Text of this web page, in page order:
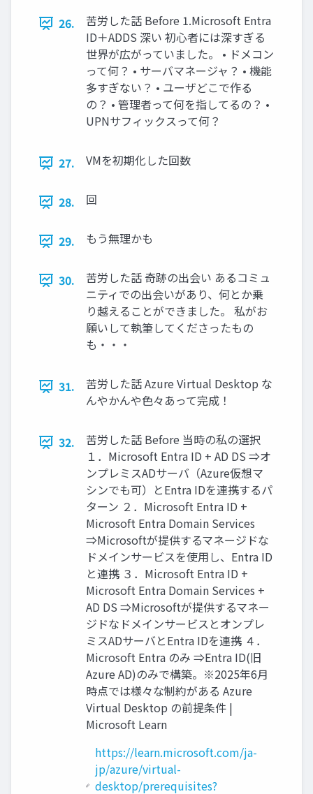
26.
苦労した話 Before 1.Microsoft Entra
ID＋ADDS 深い 初心者には深すぎる
世界が広がっていました。 • ドメコン
って何？ • サーバマネージャ？ • 機能
多すぎない？ • ユーザどこで作る
の？ • 管理者って何を指してるの？ •
UPNサフィックスって何？
27. VMを初期化した回数
28. 回
29. もう無理かも
30.
苦労した話 奇跡の出会い あるコミュ
ニティでの出会いがあり、何とか乗
り越えることができました。 私がお
願いして執筆してくださったもの
も・・・
31.
苦労した話 Azure Virtual Desktop な
んやかんや色々あって完成！
32.
苦労した話 Before 当時の私の選択
１．Microsoft Entra ID + AD DS ⇒オ
ンプレミスADサーバ（Azure仮想マ
シンでも可）とEntra IDを連携するパ
ターン ２．Microsoft Entra ID +
Microsoft Entra Domain Services
⇒Microsoftが提供するマネージドな
ドメインサービスを使用し、Entra ID
と連携 ３．Microsoft Entra ID +
Microsoft Entra Domain Services +
AD DS ⇒Microsoftが提供するマネー
ジドなドメインサービスとオンプレ
ミスADサーバとEntra IDを連携 ４．
Microsoft Entra のみ ⇒Entra ID(旧
Azure AD)のみで構築。※2025年6月
時点では様々な制約がある Azure
Virtual Desktop の前提条件 |
Microsoft Learn
https://learn.microsoft.com/ja-
jp/azure/virtual-
desktop/prerequisites?